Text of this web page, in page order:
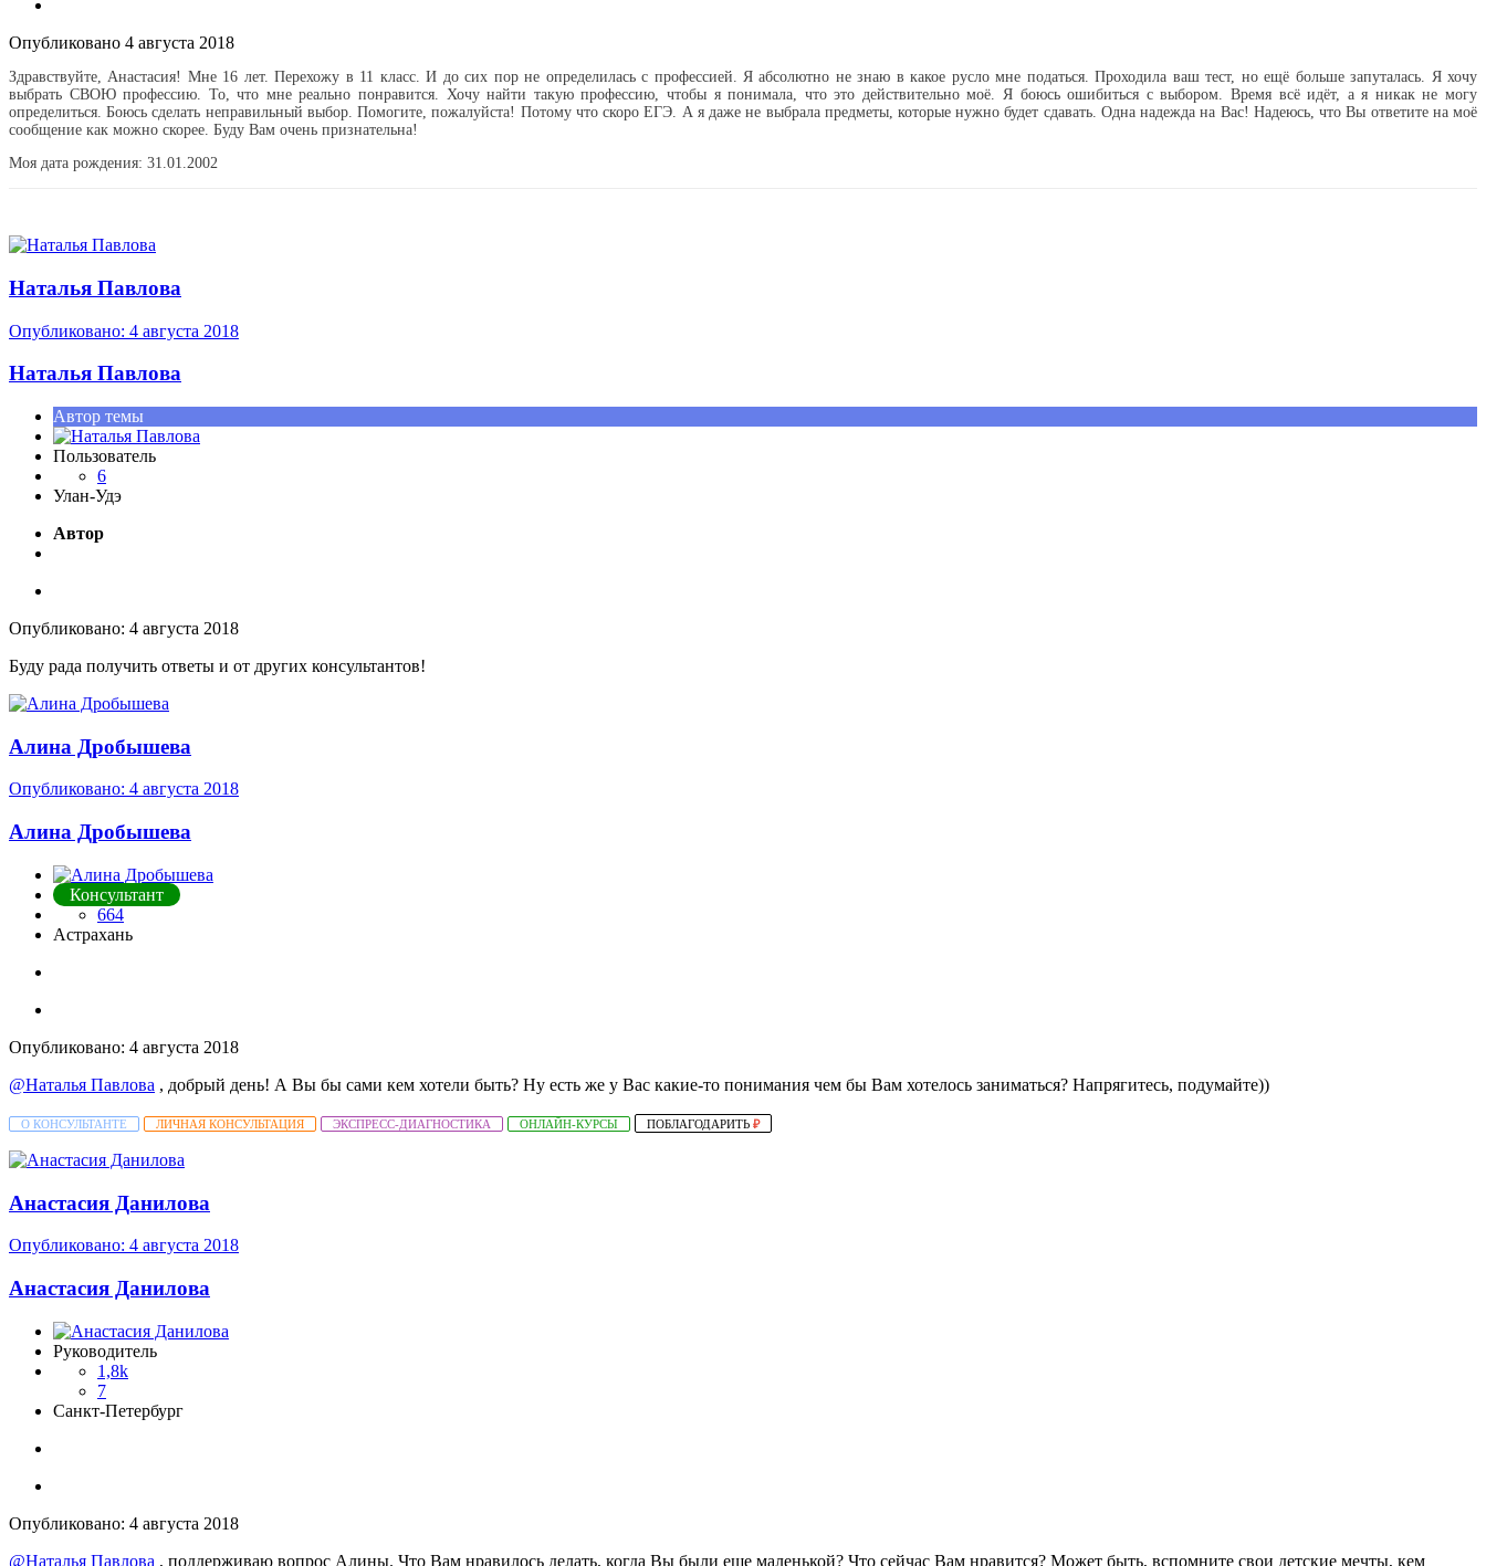
Опубликовано 4 августа 2018
Здравствуйте, Анастасия! Мне 16 лет. Перехожу в 11 класс. И до сих пор не определилась с профессией. Я абсолютно не знаю в какое русло мне податься. Проходила ваш тест, но ещё больше запуталась. Я хочу
выбрать СВОЮ профессию. То, что мне реально понравится. Хочу найти такую профессию, чтобы я понимала, что это действительно моё. Я боюсь ошибиться с выбором. Время всё идёт, а я никак не могу
определиться. Боюсь сделать неправильный выбор. Помогите, пожалуйста! Потому что скоро ЕГЭ. А я даже не выбрала предметы, которые нужно будет сдавать. Одна надежда на Вас! Надеюсь, что Вы ответите на моё
сообщение как можно скорее. Буду Вам очень признательна!
Моя дата рождения: 31.01.2002
Наталья Павлова
Опубликовано: 4 августа 2018
Наталья Павлова
Автор темы
Пользователь
6
Улан-Удэ
Автор
Опубликовано: 4 августа 2018
Буду рада получить ответы и от других консультантов!
Алина Дробышева
Опубликовано: 4 августа 2018
Алина Дробышева
Консультант
664
Астрахань
Опубликовано: 4 августа 2018
@Наталья Павлова , добрый день! А Вы бы сами кем хотели быть? Ну есть же у Вас какие-то понимания чем бы Вам хотелось заниматься? Напрягитесь, подумайте))
О КОНСУЛЬТАНТЕ ЛИЧНАЯ КОНСУЛЬТАЦИЯ ЭКСПРЕСС-ДИАГНОСТИКА ОНЛАЙН-КУРСЫ ПОБЛАГОДАРИТЬ ₽
Анастасия Данилова
Опубликовано: 4 августа 2018
Анастасия Данилова
Руководитель
1,8k
7
Санкт-Петербург
Опубликовано: 4 августа 2018
@Наталья Павлова , поддерживаю вопрос Алины. Что Вам нравилось делать, когда Вы были еще маленькой? Что сейчас Вам нравится? Может быть, вспомните свои детские мечты, кем